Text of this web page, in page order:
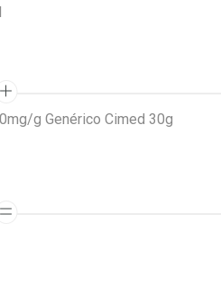
g Genérico Cimed 30g